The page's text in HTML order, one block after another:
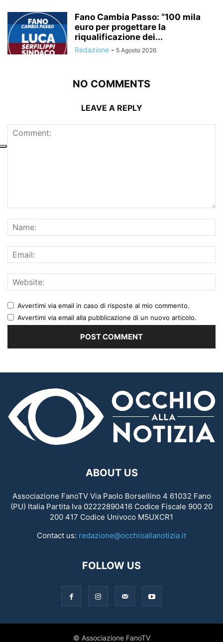
Fano Cambia Passo: “100 mila
euro per progettare la
riqualificazione dei...
Redazione - 5 Agosto 2026
NO COMMENTS
LEAVE A REPLY
Avvertimi via email in caso di risposte al mio commento.
Avvertimi via email alla pubblicazione di un nuovo articolo.
ABOUT US
Associazione FanoTV Via Paolo Borsellino 4 61032 Fano
(PU) Italia Partita Iva 02222890416 Codice Fiscale 900 20
200 417 Codice Univoco M5UXCR1
Contact us: redazione@occhioallanotizia.it
FOLLOW US
© Associazione FanoTV